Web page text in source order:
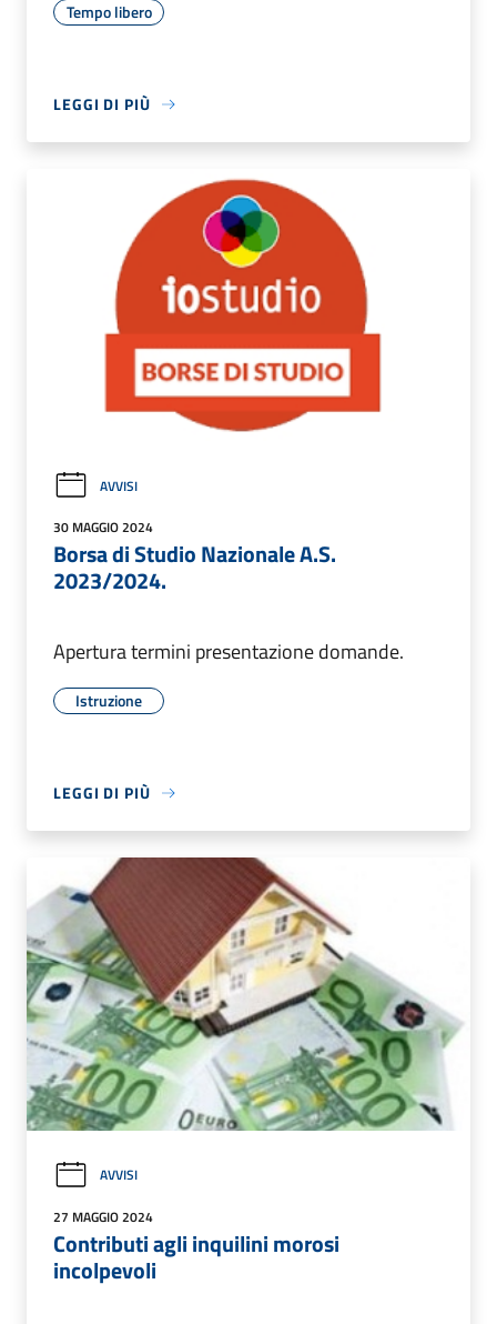
Tempo libero
LEGGI DI PIÙ
AVVISI
30 MAGGIO 2024
Borsa di Studio Nazionale A.S.
2023/2024.
Apertura termini presentazione domande.
Istruzione
LEGGI DI PIÙ
AVVISI
27 MAGGIO 2024
Contributi agli inquilini morosi
incolpevoli